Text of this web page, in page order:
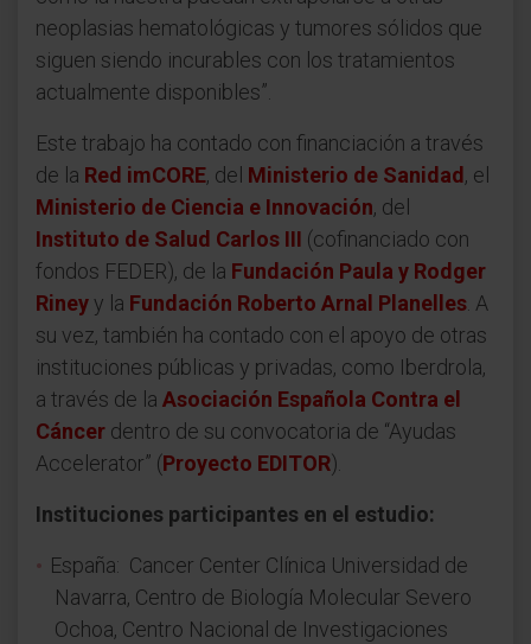
neoplasias hematológicas y tumores sólidos que
siguen siendo incurables con los tratamientos
actualmente disponibles”.
Este trabajo ha contado con financiación a través
de la Red imCORE, del Ministerio de Sanidad , el
Ministerio de Ciencia e Innovación, del
Instituto de Salud Carlos III (cofinanciado con
fondos FEDER), de la Fundación Paula y Rodger
Rineyy la Fundación Roberto Arnal Planelles. A
su vez, también ha contado con el apoyo de otras
instituciones públicas y privadas, como Iberdrola,
a través de la Asociación Española Contra el
Cáncer dentro de su convocatoria de “Ayudas
Accelerator” (Proyecto EDITOR).
Instituciones participantes en el estudio:
España: Cancer Center Clínica Universidad de
Navarra, Centro de Biología Molecular Severo
Ochoa, Centro Nacional de Investigaciones